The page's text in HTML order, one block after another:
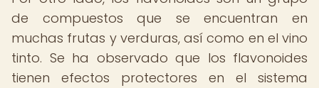
de compuestos que se encuentran en
muchas frutas y verduras, así como en el vino
tinto. Se ha observado que los flavonoides
tienen efectos protectores en el sistema